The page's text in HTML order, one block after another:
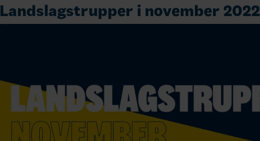
Landslagstrupper i november 2022